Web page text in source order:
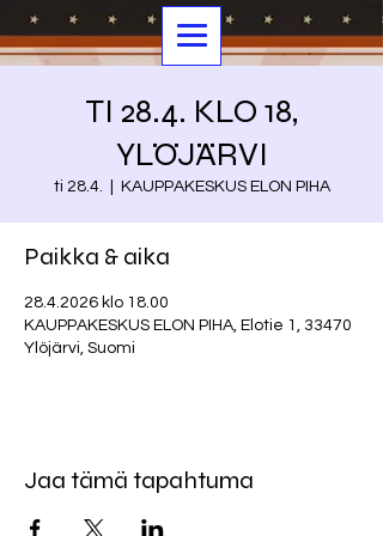
TI 28.4. KLO 18,
YLÖJÄRVI
ti 28.4. KAUPPAKESKUS ELON PIHA
Paikka & aika
28.4.2026 klo 18.00
KAUPPAKESKUS ELON PIHA, Elotie 1, 33470
Ylöjärvi, Suomi
Jaa tämä tapahtuma